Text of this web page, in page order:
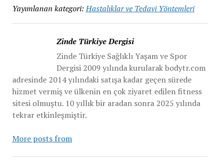
Yayımlanan kategori: Hastalıklar ve Tedavi Yöntemleri
Zinde Türkiye Dergisi
Zinde Türkiye Sağlıklı Yaşam ve Spor
Dergisi 2009 yılında kurularak bodytr.com
adresinde 2014 yılındaki satışa kadar geçen sürede
hizmet vermiş ve ülkenin en çok ziyaret edilen fitness
sitesi olmuştu. 10 yıllık bir aradan sonra 2025 yılında
tekrar etkinleşmiştir.
More posts from